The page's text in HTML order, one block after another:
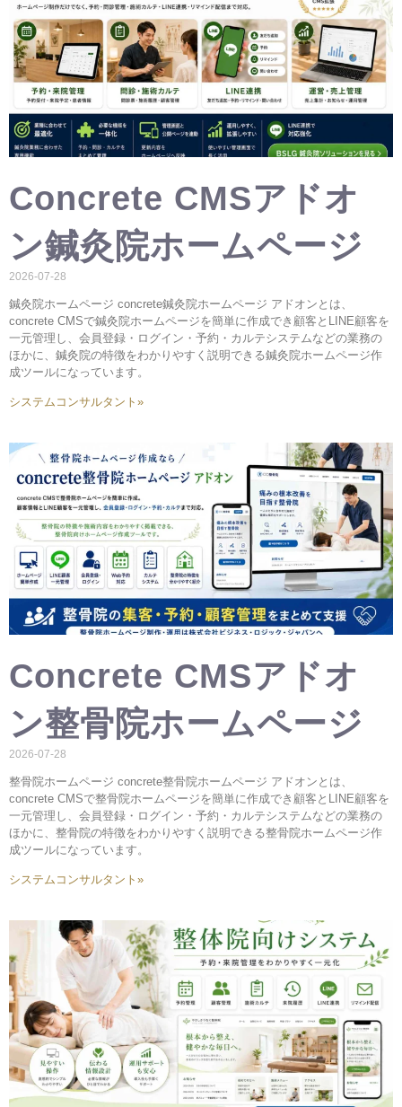
Concrete CMSアドオ
ン鍼灸院ホームページ
2026-07-28
鍼灸院ホームページ concrete鍼灸院ホームページ アドオンとは、
concrete CMSで鍼灸院ホームページを簡単に作成でき顧客とLINE顧客を
一元管理し、会員登録・ログイン・予約・カルテシステムなどの業務の
ほかに、鍼灸院の特徴をわかりやすく説明できる鍼灸院ホームページ作
成ツールになっています。
システムコンサルタント»
Concrete CMSアドオ
ン整骨院ホームページ
2026-07-28
整骨院ホームページ concrete整骨院ホームページ アドオンとは、
concrete CMSで整骨院ホームページを簡単に作成でき顧客とLINE顧客を
一元管理し、会員登録・ログイン・予約・カルテシステムなどの業務の
ほかに、整骨院の特徴をわかりやすく説明できる整骨院ホームページ作
成ツールになっています。
システムコンサルタント»